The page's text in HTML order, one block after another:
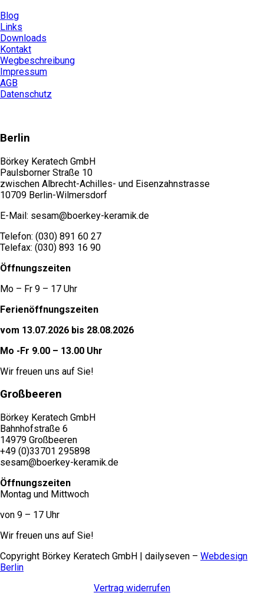
Blog
Links
Downloads
Kontakt
Wegbeschreibung
Impressum
AGB
Datenschutz
Berlin
Börkey Keratech GmbH
Paulsborner Straße 10
zwischen Albrecht-Achilles- und Eisenzahnstrasse
10709 Berlin-Wilmersdorf
E-Mail: sesam@boerkey-keramik.de
Telefon: (030) 891 60 27
Telefax: (030) 893 16 90
Öffnungszeiten
Mo – Fr 9 – 17 Uhr
Ferienöffnungszeiten
vom 13.07.2026 bis 28.08.2026
Mo -Fr 9.00 – 13.00 Uhr
Wir freuen uns auf Sie!
Großbeeren
Börkey Keratech GmbH
Bahnhofstraße 6
14979 Großbeeren
+49 (0)33701 295898
sesam@boerkey-keramik.de
Öffnungszeiten
Montag und Mittwoch
von 9 – 17 Uhr
Wir freuen uns auf Sie!
Copyright Börkey Keratech GmbH | dailyseven – Webdesign
Berlin
Vertrag widerrufen